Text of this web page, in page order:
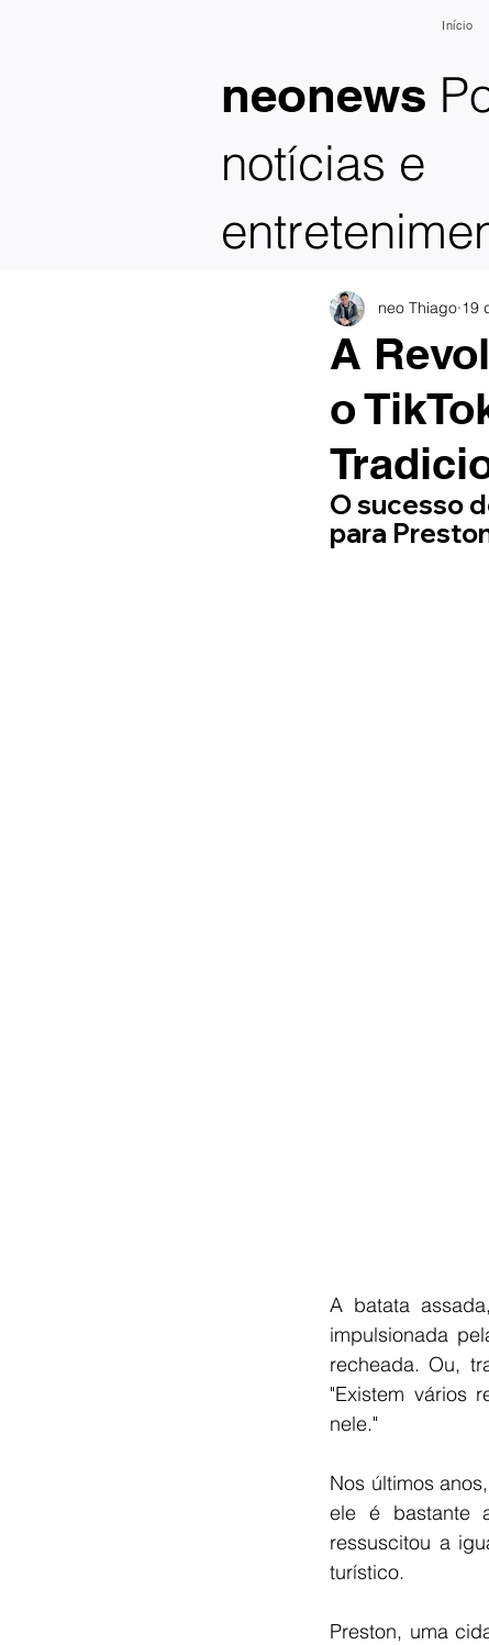
neonews
notícias e
Início
A
o
neo Thiago 19
O sucesso
para
A batata
impulsionada
recheada. Ou,
"Existem vários
nele."
Nos últimos
ele é bastante
ressuscitou a
turístico.
Preston, uma